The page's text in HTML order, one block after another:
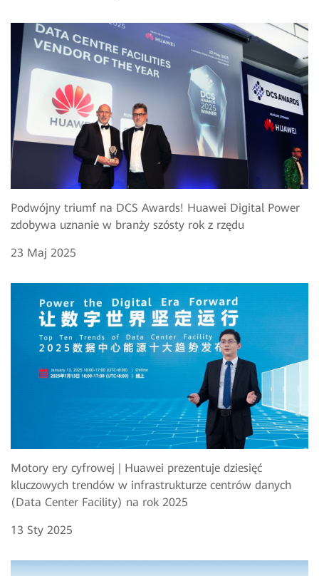
Podwójny triumf na DCS Awards! Huawei Digital Power
zdobywa uznanie w branży szósty rok z rzędu
23 Maj 2025
Motory ery cyfrowej | Huawei prezentuje dziesięć
kluczowych trendów w infrastrukturze centrów danych
(Data Center Facility) na rok 2025
13 Sty 2025